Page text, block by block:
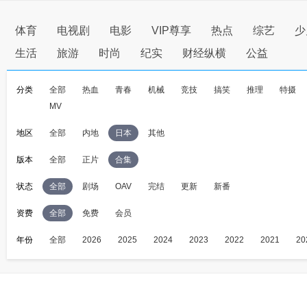
体育 电视剧 电影 VIP尊享 热点 综艺
生活
旅游 时尚 纪实 财经纵横 公益
分类 全部 热血 青春 机械 竞技 搞笑 推理
特摄
MV
地区 全部 内地 日本 其他
版本 全部 正片 合集
状态 全部 剧场 OAV 完结 更新 新番
资费 全部 免费 会员
年份 全部 2026 2025 2024 2023 2022 2021